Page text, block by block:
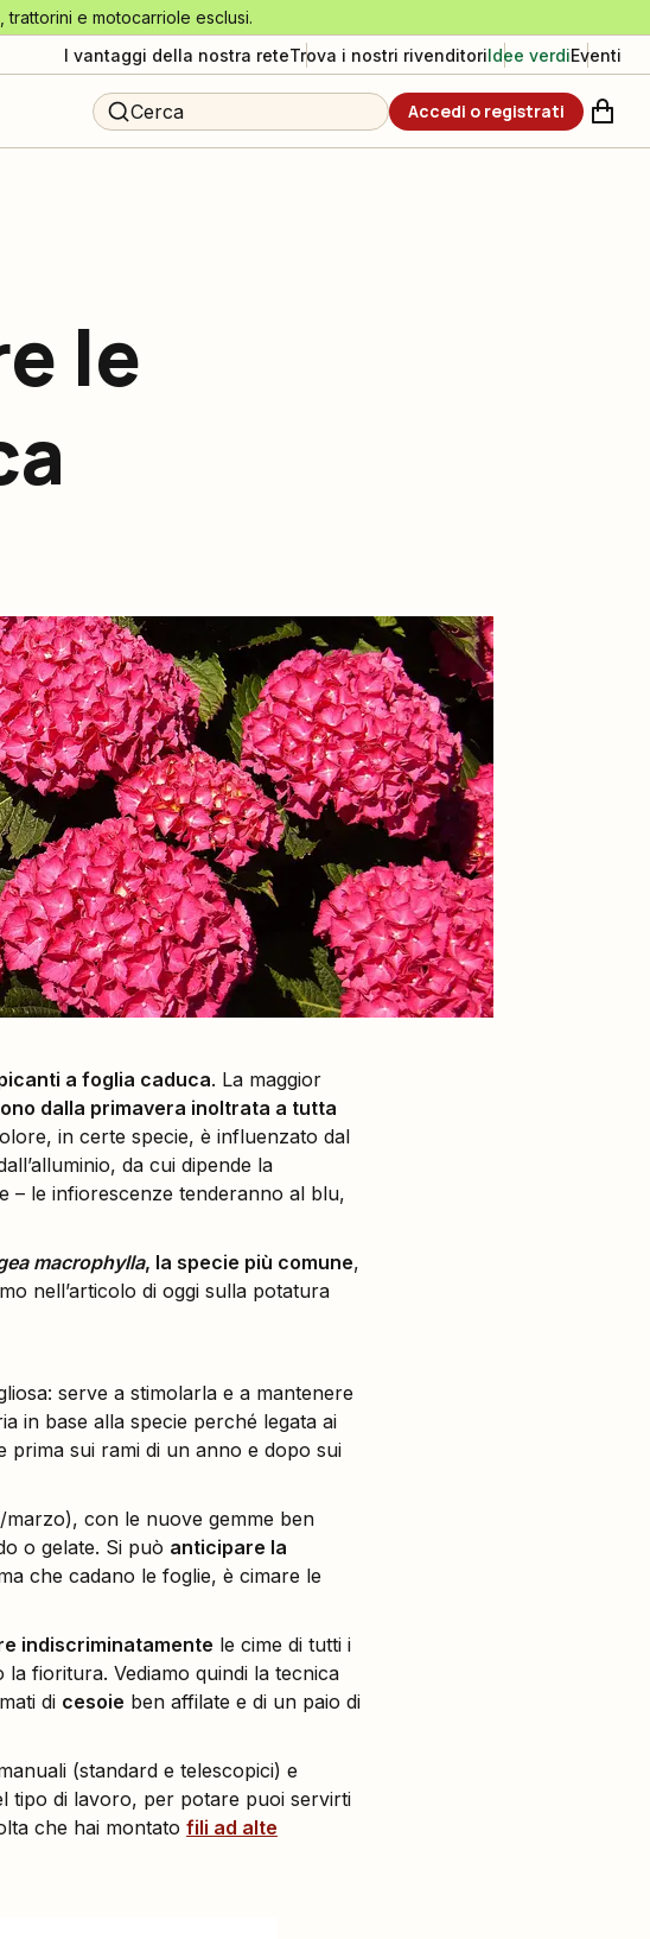
e motocarriole esclusi.
I vantaggi della nostra reteTrova i nostri rivenditoriIdee verdiEventi
Cerca Accedi o registrati
le
a foglia caduca. La maggior
dalla primavera inoltrata a tutta
in certe specie, è influenzato dal
da cui dipende la
– le infiorescenze tenderanno al blu,
macrophylla, la specie più comune,
nell’articolo di oggi sulla potatura
serve a stimolarla e a mantenere
in base alla specie perché legata ai
prima sui rami di un anno e dopo sui
con le nuove gemme ben
o gelate. Si può anticipare la
che cadano le foglie, è cimare le
indiscriminatamente le cime di tutti i
fioritura. Vediamo quindi la tecnica
di cesoie ben affilate e di un paio di
(standard e telescopici) e
tipo di lavoro, per potare puoi servirti
che hai montato fili ad alte